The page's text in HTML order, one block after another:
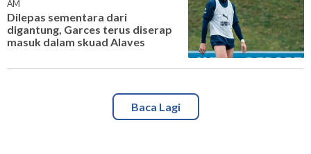
AM
Dilepas sementara dari
digantung, Garces terus diserap
masuk dalam skuad Alaves
Baca Lagi